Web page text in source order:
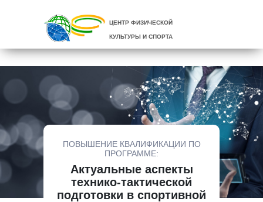
ЦЕНТР ФИЗИЧЕСКОЙ
КУЛЬТУРЫ И СПОРТА
ПОВЫШЕНИЕ КВАЛИФИКАЦИИ ПО
ПРОГРАММЕ:
Актуальные аспекты
технико-тактической
подготовки в спортивной